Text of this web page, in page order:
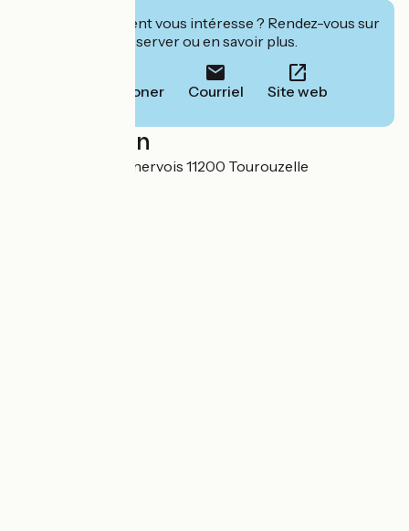
Cet établissement vous intéresse ? Rendez-vous sur
leur site pour réserver ou en savoir plus.
Téléphoner Courriel Site web
Localisation
8 boulevard du Minervois 11200 Tourouzelle